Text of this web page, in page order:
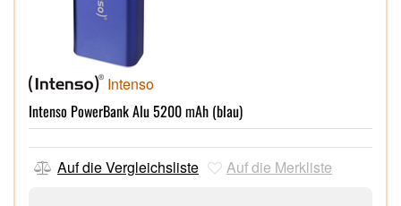
Intenso
Intenso PowerBank Alu 5200 mAh (blau)
Auf die Vergleichsliste Auf die Merkliste